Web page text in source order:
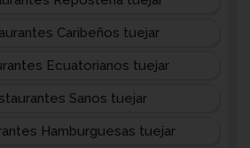
Caribeños tuejar
Ecuatorianos tuejar
Sanos tuejar
Hamburguesas tuejar